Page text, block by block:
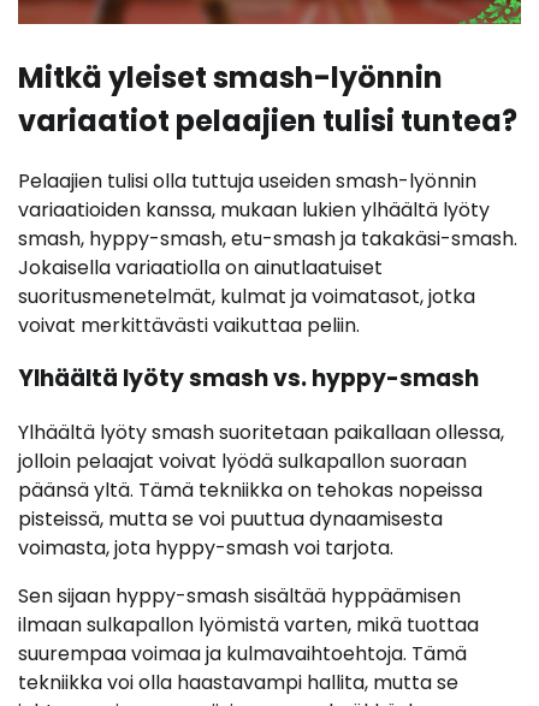
Mitkä yleiset smash-lyönnin
variaatiot pelaajien tulisi tuntea?
Pelaajien tulisi olla tuttuja useiden smash-lyönnin
variaatioiden kanssa, mukaan lukien ylhäältä lyöty
smash, hyppy-smash, etu-smash ja takakäsi-smash.
Jokaisella variaatiolla on ainutlaatuiset
suoritusmenetelmät, kulmat ja voimatasot, jotka
voivat merkittävästi vaikuttaa peliin.
Ylhäältä lyöty smash vs. hyppy-smash
Ylhäältä lyöty smash suoritetaan paikallaan ollessa,
jolloin pelaajat voivat lyödä sulkapallon suoraan
päänsä yltä. Tämä tekniikka on tehokas nopeissa
pisteissä, mutta se voi puuttua dynaamisesta
voimasta, jota hyppy-smash voi tarjota.
Sen sijaan hyppy-smash sisältää hyppäämisen
ilmaan sulkapallon lyömistä varten, mikä tuottaa
suurempaa voimaa ja kulmavaihtoehtoja. Tämä
tekniikka voi olla haastavampi hallita, mutta se